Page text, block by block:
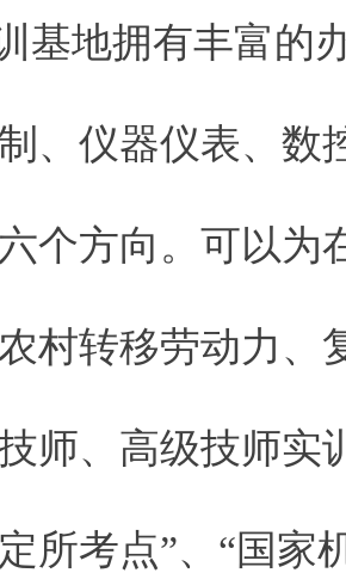
基地拥有丰富的
、仪器仪表、数
个方向。可以为
村转移劳动力、
师、高级技师实
所考点”、“国家